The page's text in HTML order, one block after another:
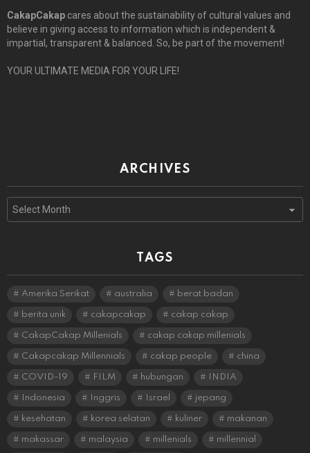
CakapCakap cares about the sustainability of cultural values and
believe in giving access to information which is independent &
impartial, transparent & balanced. So, be part of the movement!
YOUR ULTIMATE MEDIA FOR YOUR LIFE!
ARCHIVES
TAGS
Amerika Serikat australia berat badan
berita unik cakapcakap cakap cakap
CakapCakap Millenials cakap cakap millenials
Cakapcakap Millennials cakap people china
COVID-19 FILM hubungan INDIA
Indonesia Inggris Israel jepang
kesehatan korea selatan kuliner makanan
makassar malaysia millenials millennial